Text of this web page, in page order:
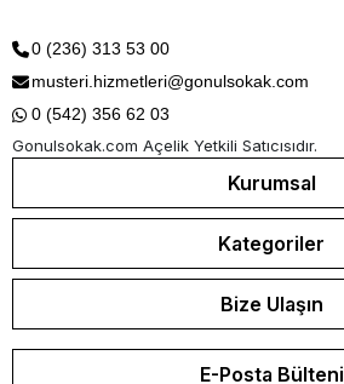
0 (236) 313 53 00
musteri.hizmetleri@gonulsokak.com
0 (542) 356 62 03
Gonulsokak.com Açelik Yetkili Satıcısıdır.
Kurumsal
Kategoriler
Bize Ulaşın
E-Posta Bülteni